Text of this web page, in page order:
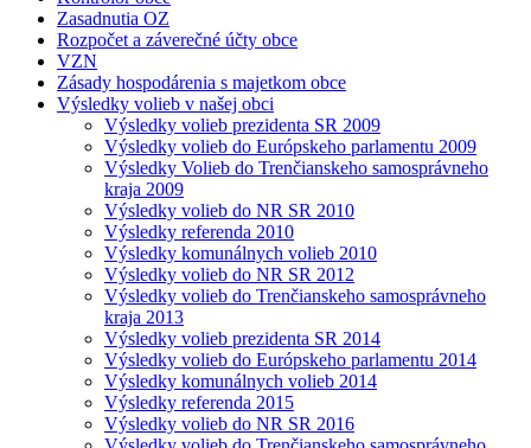
Zasadnutia OZ
Rozpočet a záverečné účty obce
VZN
Zásady hospodárenia s majetkom obce
Výsledky volieb v našej obci
Výsledky volieb prezidenta SR 2009
Výsledky volieb do Európskeho parlamentu 2009
Výsledky Volieb do Trenčianskeho samosprávneho
kraja 2009
Výsledky volieb do NR SR 2010
Výsledky referenda 2010
Výsledky komunálnych volieb 2010
Výsledky volieb do NR SR 2012
Výsledky volieb do Trenčianskeho samosprávneho
kraja 2013
Výsledky volieb prezidenta SR 2014
Výsledky volieb do Európskeho parlamentu 2014
Výsledky komunálnych volieb 2014
Výsledky referenda 2015
Výsledky volieb do NR SR 2016